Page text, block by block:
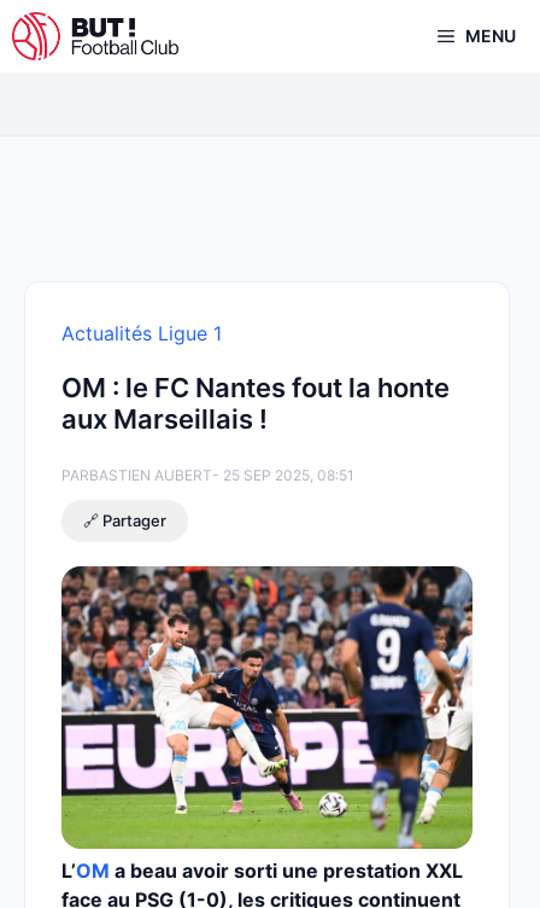
Aller
au
MENU
Actualités Ligue 1
OM : le FC Nantes fout la honte
aux Marseillais !
PARBASTIEN AUBERT- 25 SEP 2025, 08:51
🔗 Partager
L’OM a beau avoir sorti une prestation XXL
face au PSG (1-0), les critiques continuent